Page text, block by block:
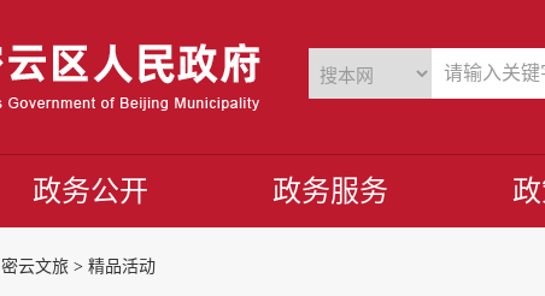
政务公开 政务服务
密云文旅 > 精品活动